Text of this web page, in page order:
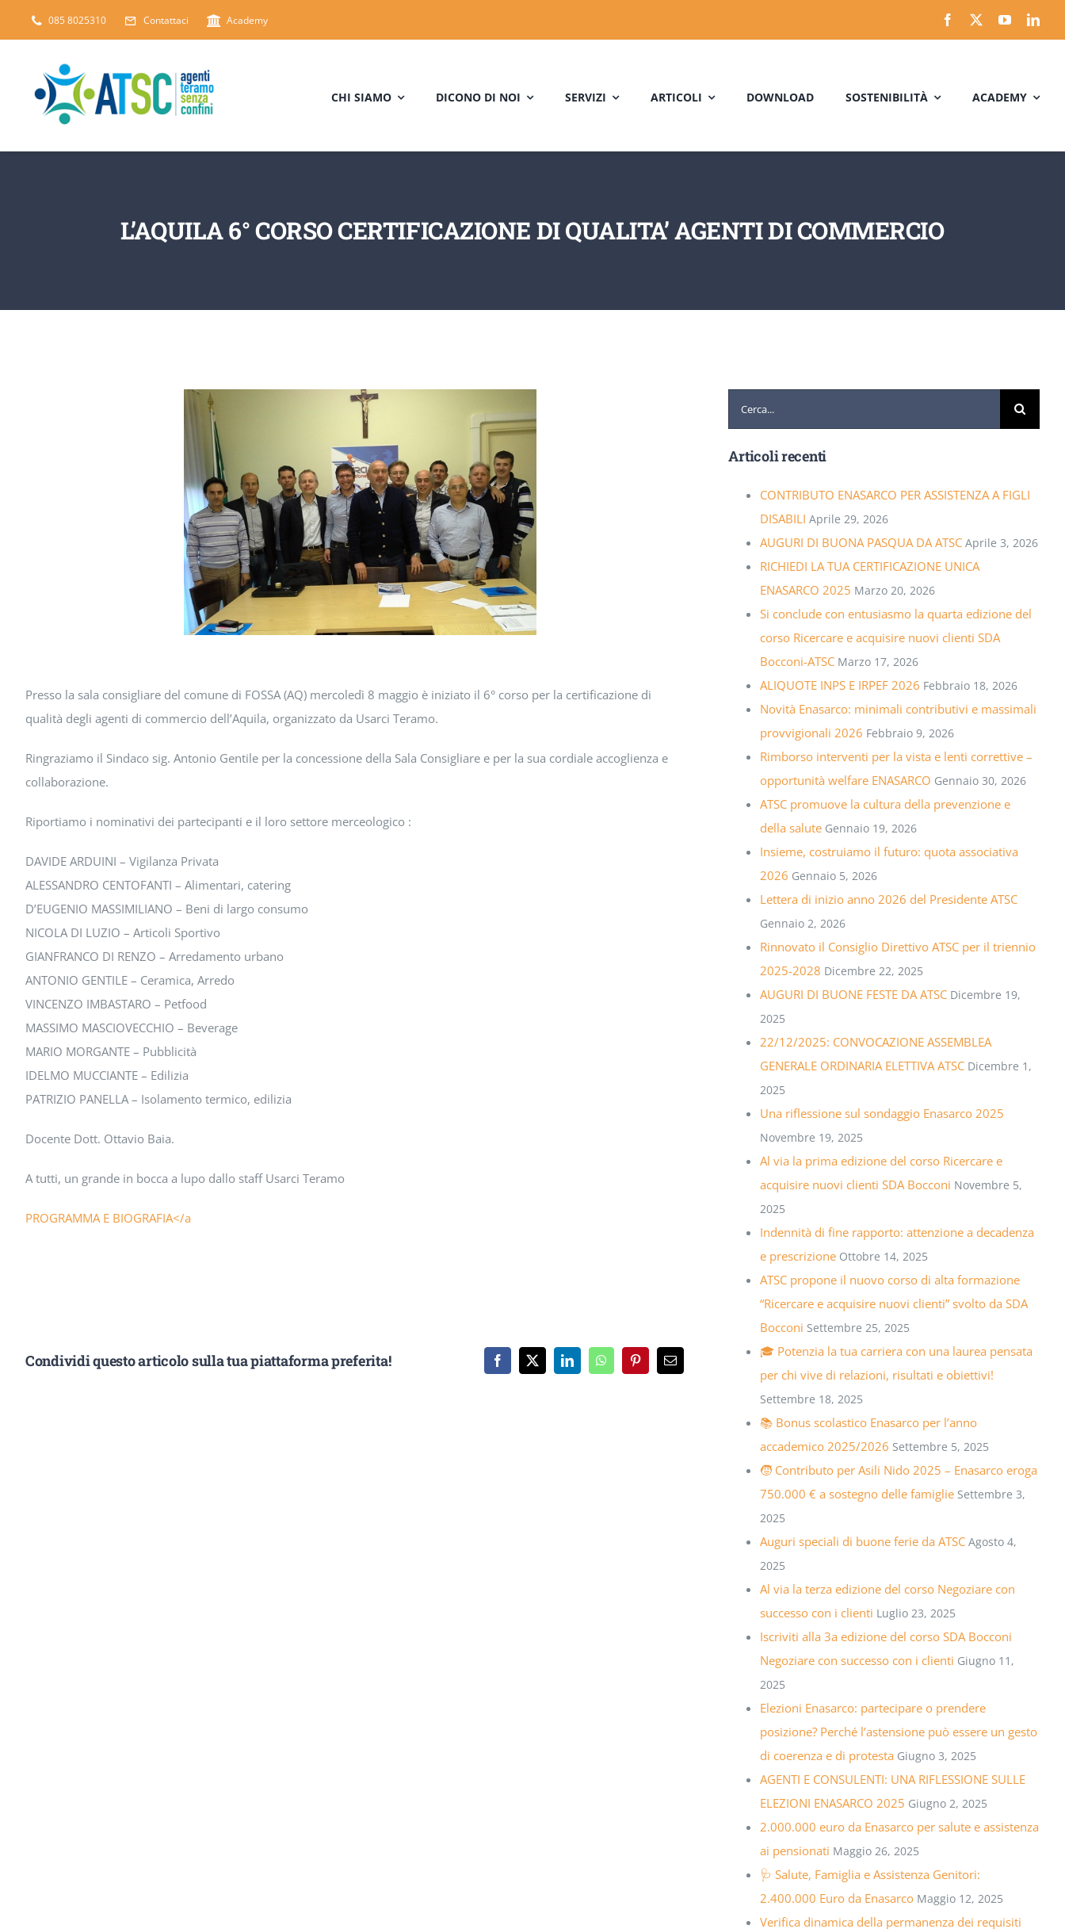
085 8025310 Contattaci Academy
CHI SIAMO DICONO DI NOI SERVIZI ARTICOLI DOWNLOAD SOSTENIBILITÀ ACADEMY
L’AQUILA 6° CORSO CERTIFICAZIONE DI QUALITA’ AGENTI DI COMMERCIO
Presso la sala consigliare del comune di FOSSA (AQ) mercoledì 8 maggio è iniziato il 6° corso per la certificazione di
qualità degli agenti di commercio dell’Aquila, organizzato da Usarci Teramo.
Ringraziamo il Sindaco sig. Antonio Gentile per la concessione della Sala Consigliare e per la sua cordiale accoglienza e
collaborazione.
Riportiamo i nominativi dei partecipanti e il loro settore merceologico :
DAVIDE ARDUINI – Vigilanza Privata
ALESSANDRO CENTOFANTI – Alimentari, catering
D’EUGENIO MASSIMILIANO – Beni di largo consumo
NICOLA DI LUZIO – Articoli Sportivo
GIANFRANCO DI RENZO – Arredamento urbano
ANTONIO GENTILE – Ceramica, Arredo
VINCENZO IMBASTARO – Petfood
MASSIMO MASCIOVECCHIO – Beverage
MARIO MORGANTE – Pubblicità
IDELMO MUCCIANTE – Edilizia
PATRIZIO PANELLA – Isolamento termico, edilizia
Docente Dott. Ottavio Baia.
A tutti, un grande in bocca a lupo dallo staff Usarci Teramo
PROGRAMMA E BIOGRAFIA</a
Condividi questo articolo sulla tua piattaforma preferita!
Articoli recenti
CONTRIBUTO ENASARCO PER ASSISTENZA A FIGLI
DISABILI Aprile 29, 2026
AUGURI DI BUONA PASQUA DA ATSC Aprile 3, 2026
RICHIEDI LA TUA CERTIFICAZIONE UNICA
ENASARCO 2025 Marzo 20, 2026
Si conclude con entusiasmo la quarta edizione del
corso Ricercare e acquisire nuovi clienti SDA
Bocconi-ATSC Marzo 17, 2026
ALIQUOTE INPS E IRPEF 2026 Febbraio 18, 2026
Novità Enasarco: minimali contributivi e massimali
provvigionali 2026 Febbraio 9, 2026
Rimborso interventi per la vista e lenti correttive –
opportunità welfare ENASARCO Gennaio 30, 2026
ATSC promuove la cultura della prevenzione e
della salute Gennaio 19, 2026
Insieme, costruiamo il futuro: quota associativa
2026 Gennaio 5, 2026
Lettera di inizio anno 2026 del Presidente ATSC
Gennaio 2, 2026
Rinnovato il Consiglio Direttivo ATSC per il triennio
2025-2028 Dicembre 22, 2025
AUGURI DI BUONE FESTE DA ATSC Dicembre 19,
2025
22/12/2025: CONVOCAZIONE ASSEMBLEA
GENERALE ORDINARIA ELETTIVA ATSC Dicembre 1,
2025
Una riflessione sul sondaggio Enasarco 2025
Novembre 19, 2025
Al via la prima edizione del corso Ricercare e
acquisire nuovi clienti SDA Bocconi Novembre 5,
2025
Indennità di fine rapporto: attenzione a decadenza
e prescrizione Ottobre 14, 2025
ATSC propone il nuovo corso di alta formazione
“Ricercare e acquisire nuovi clienti” svolto da SDA
Bocconi Settembre 25, 2025
🎓 Potenzia la tua carriera con una laurea pensata
per chi vive di relazioni, risultati e obiettivi!
Settembre 18, 2025
📚 Bonus scolastico Enasarco per l’anno
accademico 2025/2026 Settembre 5, 2025
🧒 Contributo per Asili Nido 2025 – Enasarco eroga
750.000 € a sostegno delle famiglie Settembre 3,
2025
Auguri speciali di buone ferie da ATSC Agosto 4,
2025
Al via la terza edizione del corso Negoziare con
successo con i clienti Luglio 23, 2025
Iscriviti alla 3a edizione del corso SDA Bocconi
Negoziare con successo con i clienti Giugno 11,
2025
Elezioni Enasarco: partecipare o prendere
posizione? Perché l’astensione può essere un gesto
di coerenza e di protesta Giugno 3, 2025
AGENTI E CONSULENTI: UNA RIFLESSIONE SULLE
ELEZIONI ENASARCO 2025 Giugno 2, 2025
2.000.000 euro da Enasarco per salute e assistenza
ai pensionati Maggio 26, 2025
🩺 Salute, Famiglia e Assistenza Genitori:
2.400.000 Euro da Enasarco Maggio 12, 2025
Verifica dinamica della permanenza dei requisiti